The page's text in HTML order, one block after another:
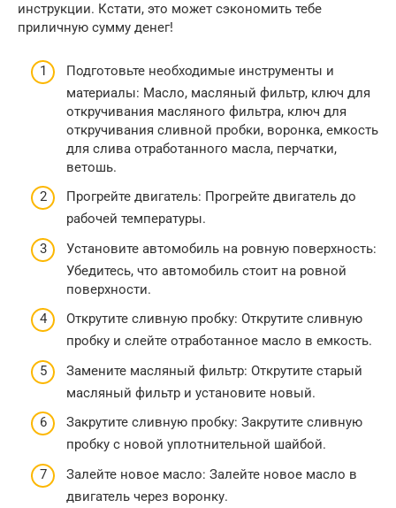
инструкции. Кстати, это может сэкономить тебе
приличную сумму денег!
Подготовьте необходимые инструменты и
материалы: Масло, масляный фильтр, ключ для
откручивания масляного фильтра, ключ для
откручивания сливной пробки, воронка, емкость
для слива отработанного масла, перчатки,
ветошь.
Прогрейте двигатель: Прогрейте двигатель до
рабочей температуры.
Установите автомобиль на ровную поверхность:
Убедитесь, что автомобиль стоит на ровной
поверхности.
Открутите сливную пробку: Открутите сливную
пробку и слейте отработанное масло в емкость.
Замените масляный фильтр: Открутите старый
масляный фильтр и установите новый.
Закрутите сливную пробку: Закрутите сливную
пробку с новой уплотнительной шайбой.
Залейте новое масло: Залейте новое масло в
двигатель через воронку.